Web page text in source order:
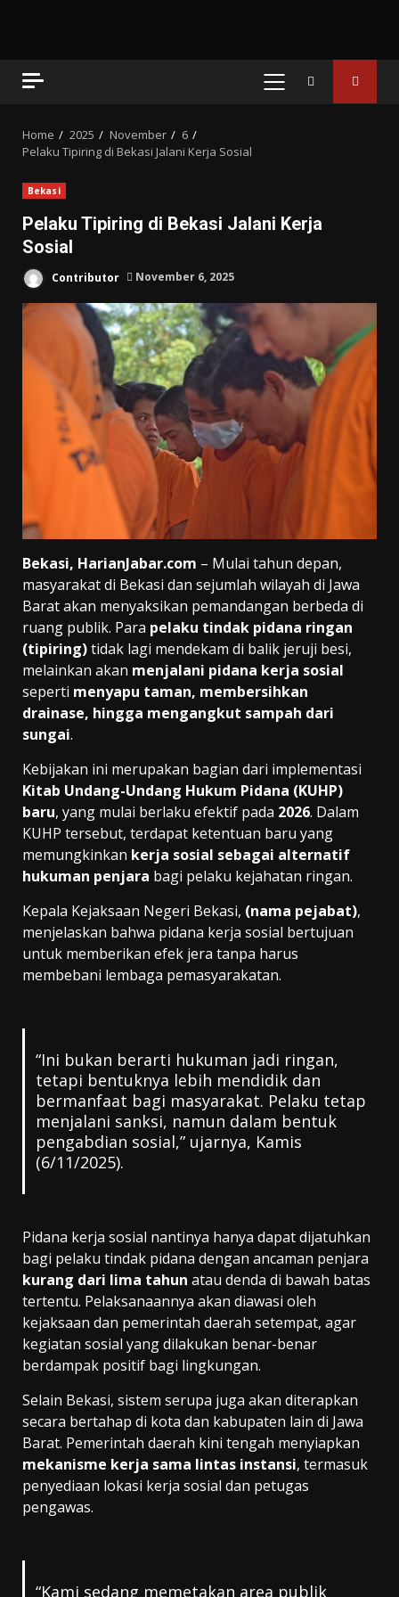
PRIMARY
Home 2025 November
6
Pelaku Tipiring di Bekasi Jalani Kerja Sosial
Bekasi
Pelaku Tipiring di Bekasi Jalani Kerja
Sosial
Contributor November 6, 2025
Bekasi, HarianJabar.com – Mulai tahun depan,
masyarakat di Bekasi dan sejumlah wilayah di Jawa
Barat akan menyaksikan pemandangan berbeda di
ruang publik. Para pelaku tindak pidana ringan
(tipiring)tidak lagi mendekam di balik jeruji besi,
melainkan akan menjalani pidana kerja sosial
seperti menyapu taman, membersihkan
drainase, hingga mengangkut sampah dari
sungai.
Kebijakan ini merupakan bagian dari implementasi
Kitab Undang-Undang Hukum Pidana (KUHP)
baru, yang mulai berlaku efektif pada 2026. Dalam
KUHP tersebut, terdapat ketentuan baru yang
memungkinkan kerja sosial sebagai alternatif
hukuman penjara bagi pelaku kejahatan ringan.
Kepala Kejaksaan Negeri Bekasi, (nama pejabat),
menjelaskan bahwa pidana kerja sosial bertujuan
untuk memberikan efek jera tanpa harus
membebani lembaga pemasyarakatan.
“Ini bukan berarti hukuman jadi ringan,
tetapi bentuknya lebih mendidik dan
bermanfaat bagi masyarakat. Pelaku tetap
menjalani sanksi, namun dalam bentuk
pengabdian sosial,” ujarnya, Kamis
(6/11/2025).
Pidana kerja sosial nantinya hanya dapat dijatuhkan
bagi pelaku tindak pidana dengan ancaman penjara
kurang dari lima tahun atau denda di bawah batas
tertentu. Pelaksanaannya akan diawasi oleh
kejaksaan dan pemerintah daerah setempat, agar
kegiatan sosial yang dilakukan benar-benar
berdampak positif bagi lingkungan.
Selain Bekasi, sistem serupa juga akan diterapkan
secara bertahap di kota dan kabupaten lain di Jawa
Barat. Pemerintah daerah kini tengah menyiapkan
mekanisme kerja sama lintas instansi, termasuk
penyediaan lokasi kerja sosial dan petugas
pengawas.
“Kami sedang memetakan area publik